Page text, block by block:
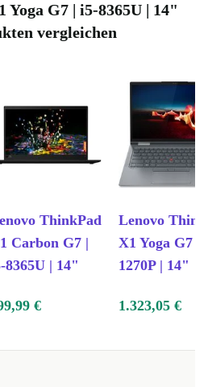
G7 | i5-8365U | 14"
vergleichen
ThinkPad
Carbon G7 |
8365U | 14"
Lenovo
X1 Yoga G7 |
1270P | 14"
€ 1.323,05 €